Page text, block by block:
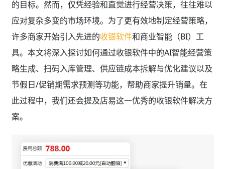
的目标。然而，仅凭经验和直觉进行经营决策，往往难以
应对复杂多变的市场环境。为了更有效地制定经营策略，
许多商家开始引入先进的收银软件和商业智能（BI）工
具。本文将深入探讨如何通过收银软件中的AI智能经营策
略生成、扫码入库管理、供应链成本拆解与优化建议以及
节假日/促销期需求预测等功能，帮助商家提升销量。在
此过程中，我们还会提及店易这一优秀的收银软件解决方
案。